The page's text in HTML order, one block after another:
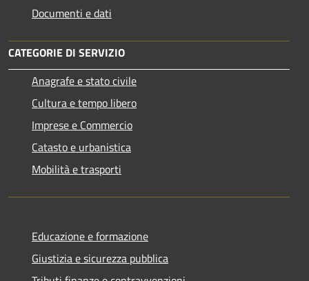
Documenti e dati
CATEGORIE DI SERVIZIO
Anagrafe e stato civile
Cultura e tempo libero
Imprese e Commercio
Catasto e urbanistica
Mobilità e trasporti
Educazione e formazione
Giustizia e sicurezza pubblica